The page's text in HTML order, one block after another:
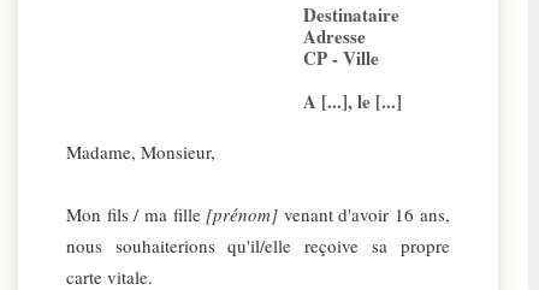
Destinataire
Adresse
CP - Ville
A [...], le [...]
Madame, Monsieur,
Mon fils / ma fille [prénom] venant d'avoir 16 ans,
nous souhaiterions qu'il/elle reçoive sa propre
carte vitale.